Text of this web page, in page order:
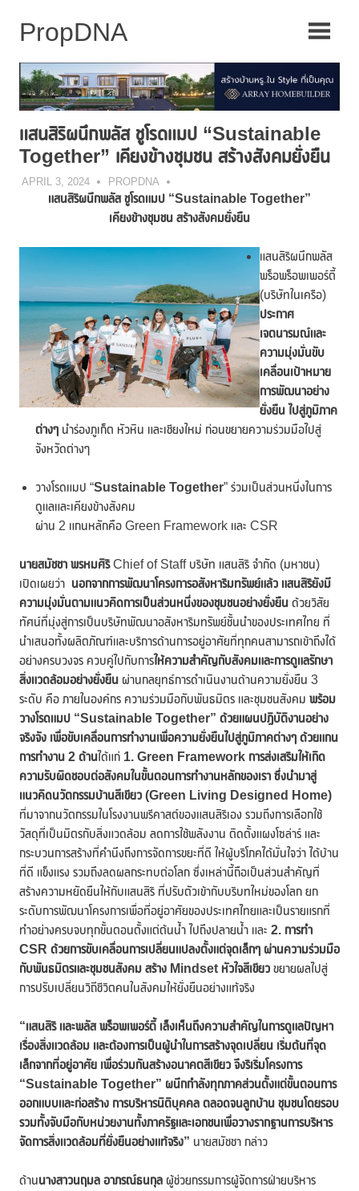
แสนสิริผนึกพลัส ชูโรดแมป “Sustainable
Together” เคียงข้างชุมชน สร้างสังคมยั่งยืน
APRIL 3, 2024 PROPDNA
แสนสิริผนึกพลัส ชูโรดแมป “Sustainable Together”
เคียงข้างชุมชน สร้างสังคมยั่งยืน
แสนสิริผนึกพลัส
พร็อพร็อพเพอร์ตี้
(บริษัทในเครือ)
ประกาศ
เจตนารมณ์และ
ความมุ่งมั่นขับ
เคลื่อนเป้าหมาย
การพัฒนาอย่าง
ยั่งยืน ไปสู่ภูมิภาค
ต่างๆ นำร่องภูเก็ต หัวหิน และเชียงใหม่ ก่อนขยายความร่วมมือไปสู่
จังหวัดต่างๆ
วางโรดแมป “Sustainable Together” ร่วมเป็นส่วนหนึ่งในการ
ดูแลและเคียงข้างสังคม
ผ่าน 2 แกนหลักคือ Green Framework และ CSR
นายสมัชชา พรหมศิริChief of Staff บริษัท แสนสิริ จำกัด (มหาชน)
เปิดเผยว่า นอกจากการพัฒนาโครงการอสังหาริมทรัพย์แล้ว แสนสิริยังมี
ความมุ่งมั่นตามแนวคิดการเป็นส่วนหนึ่งของชุมชนอย่างยั่งยืน ด้วยวิสัย
ทัศน์ที่มุ่งสู่การเป็นบริษัทพัฒนาอสังหาริมทรัพย์ชั้นนำของประเทศไทย ที่
นำเสนอทั้งผลิตภัณฑ์และบริการด้านการอยู่อาศัยที่ทุกคนสามารถเข้าถึงได้
อย่างครบวงจร ควบคู่ไปกับการให้ความสำคัญกับสังคมและการดูแลรักษา
สิ่งแวดล้อมอย่างยั่งยืน ผ่านกลยุทธ์การดำเนินงานด้านความยั่งยืน 3
ระดับ คือ ภายในองค์กร ความร่วมมือกับพันธมิตร และชุมชนสังคม พร้อม
วางโรดแมป “Sustainable Together” ด้วยแผนปฏิบัติงานอย่าง
จริงจัง เพื่อขับเคลื่อนการทำงานเพื่อความยั่งยืนไปสู่ภูมิภาคต่างๆ ด้วยแกน
การทำงาน 2 ด้านได้แก่ 1. Green Framework การส่งเสริมให้เกิด
ความรับผิดชอบต่อสังคมในขั้นตอนการทำงานหลักของเรา ซึ่งนำมาสู่
แนวคิดนวัตกรรมบ้านสีเขียว (Green Living Designed Home)
ที่มาจากนวัตกรรมในโรงงานพรีคาสต์ของแสนสิริเอง รวมถึงการเลือกใช้
วัสดุที่เป็นมิตรกับสิ่งแวดล้อม ลดการใช้พลังงาน ติดตั้งแผงโซล่าร์ และ
กระบวนการสร้างที่คำนึงถึงการจัดการขยะที่ดี ให้ผู้บริโภคได้มั่นใจว่า ได้บ้าน
ที่ดี แข็งแรง รวมถึงลดผลกระทบต่อโลก ซึ่งเหล่านี้ถือเป็นส่วนสำคัญที่
สร้างความหยัดยืนให้กับแสนสิริ ที่ปรับตัวเข้ากับบริบทใหม่ของโลก ยก
ระดับการพัฒนาโครงการเพื่อที่อยู่อาศัยของประเทศไทยและเป็นรายแรกที่
ทำอย่างครบจบทุกขั้นตอนตั้งแต่ต้นน้ำ ไปถึงปลายน้ำ และ 2. การทำ
CSR ด้วยการขับเคลื่อนการเปลี่ยนแปลงตั้งแต่จุดเล็กๆ ผ่านความร่วมมือ
กับพันธมิตรและชุมชนสังคม สร้าง Mindset หัวใจสีเขียว ขยายผลไปสู่
การปรับเปลี่ยนวิถีชีวิตคนในสังคมให้ยั่งยืนอย่างแท้จริง
“แสนสิริ และพลัส พร็อพเพอร์ตี้ เล็งเห็นถึงความสำคัญในการดูแลปัญหา
เรื่องสิ่งแวดล้อม และต้องการเป็นผู้นำในการสร้างจุดเปลี่ยน เริ่มต้นที่จุด
เล็กจากที่อยู่อาศัย เพื่อร่วมกันสร้างอนาคตสีเขียว จึงริเริ่มโครงการ
“Sustainable Together” ผนึกกำลังทุกภาคส่วนตั้งแต่ขั้นตอนการ
ออกแบบและก่อสร้าง การบริหารนิติบุคคล ตลอดจนลูกบ้าน ชุมชนโดยรอบ
รวมทั้งจับมือกับหน่วยงานทั้งภาครัฐและเอกชนเพื่อวางรากฐานการบริหาร
จัดการสิ่งแวดล้อมที่ยั่งยืนอย่างแท้จริง” นายสมัชชา กล่าว
ด้านนางสาวนฤมล อาภรณ์ธนกุล ผู้ช่วยกรรมการผู้จัดการฝ่ายบริหาร